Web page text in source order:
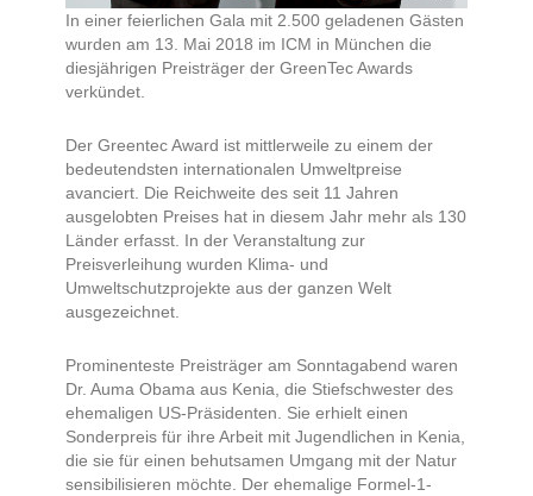
In einer feierlichen Gala mit 2.500 geladenen Gästen
wurden am 13. Mai 2018 im ICM in München die
diesjährigen Preisträger der GreenTec Awards
verkündet.
Der Greentec Award ist mittlerweile zu einem der
bedeutendsten internationalen Umweltpreise
avanciert. Die Reichweite des seit 11 Jahren
ausgelobten Preises hat in diesem Jahr mehr als 130
Länder erfasst. In der Veranstaltung zur
Preisverleihung wurden Klima- und
Umweltschutzprojekte aus der ganzen Welt
ausgezeichnet.
Prominenteste Preisträger am Sonntagabend waren
Dr. Auma Obama aus Kenia, die Stiefschwester des
ehemaligen US-Präsidenten. Sie erhielt einen
Sonderpreis für ihre Arbeit mit Jugendlichen in Kenia,
die sie für einen behutsamen Umgang mit der Natur
sensibilisieren möchte. Der ehemalige Formel-1-